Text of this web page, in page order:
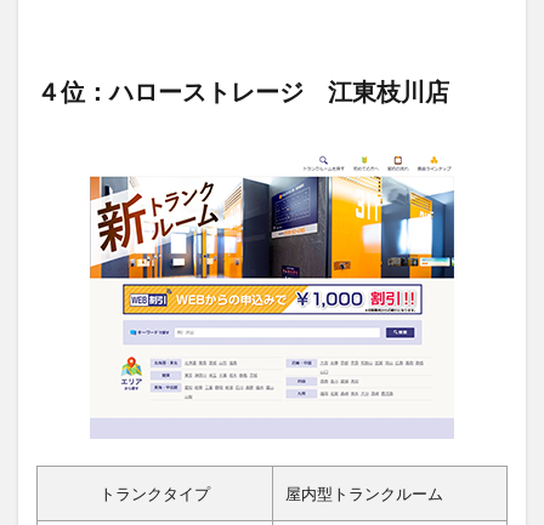
４位：ハローストレージ 江東枝川店
トランクタイプ 屋内型トランクルーム